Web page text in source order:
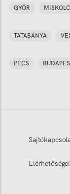
GYŐR MISKOLC
TATABÁNYA
PÉCS